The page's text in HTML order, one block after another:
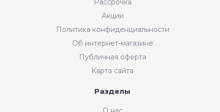
Интернет-магазин "Мир
Рассрочка
Акции
Политика конфиденциальности
Об интернет-магазине
Публичная оферта
Карта сайта
Разделы